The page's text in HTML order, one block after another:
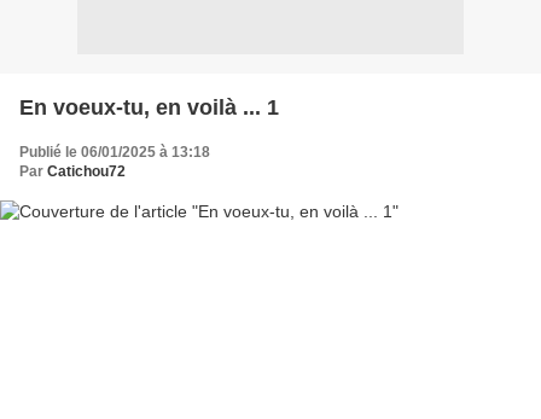
En voeux-tu, en voilà ... 1
Publié le 06/01/2025 à 13:18
Par Catichou72